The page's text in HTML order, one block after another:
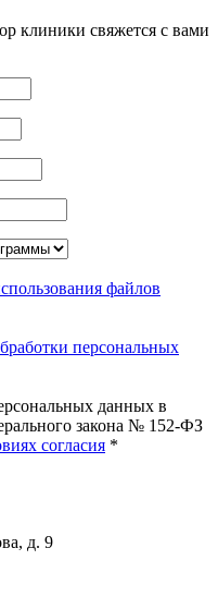
клиники свяжется с вами
файлов
персональных
данных в
закона № 152-ФЗ
согласия *
д. 9